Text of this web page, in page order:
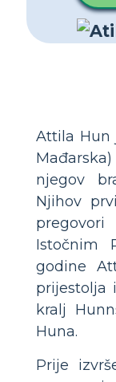
Attila Hun
njegov
Njihov
Istočnim
godine
prijestolja
kralj
Huna.
Prije